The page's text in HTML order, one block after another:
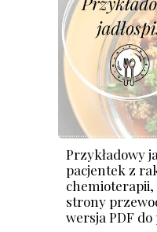
Przykładowy
pacjentek z
chemioterapii,
strony
wersja PDF